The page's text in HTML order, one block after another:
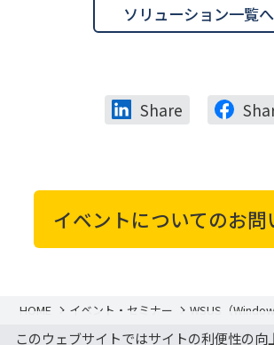
ソリューション一覧へ
Share
イベントについてのお問
HOME イベント・セミナー WSUS（
直したいパッ
このウェブサイトではサイトの利便性の向